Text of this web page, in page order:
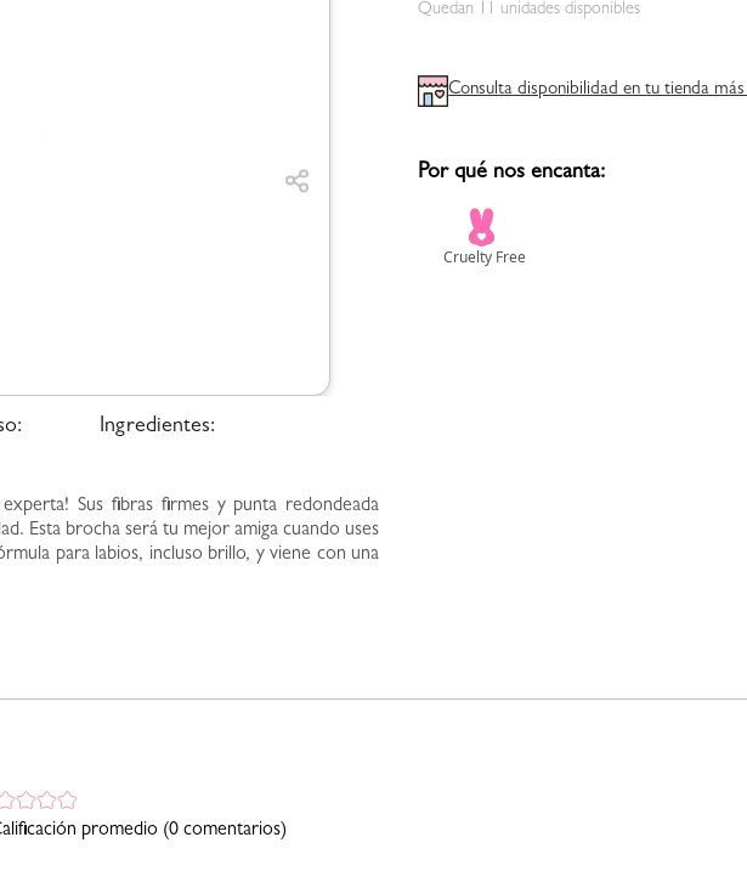
Ingredientes:
Sus fibras firmes y punta redondeada
Esta brocha será tu mejor amiga cuando uses
para labios, incluso brillo, y viene con una
Quedan 11 unidades disponibles
Consulta disponibilidad en tu tienda más
Por qué nos encanta:
promedio (0 comentarios)